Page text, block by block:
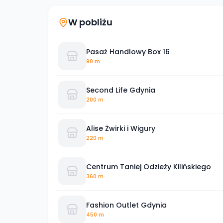
W pobliżu
Pasaż Handlowy Box 16
90 m
Second Life Gdynia
200 m
Alise Żwirki i Wigury
220 m
Centrum Taniej Odzieży Kilińskiego
360 m
Fashion Outlet Gdynia
450 m